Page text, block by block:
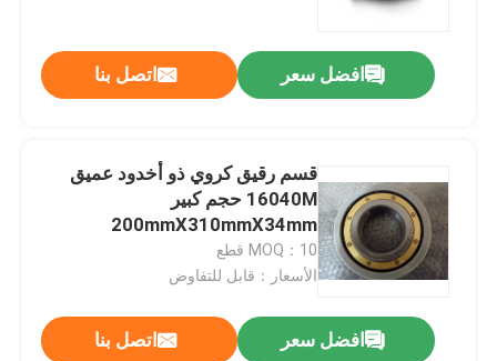
منتجات
معلومات عنا
جولة في المعمل
افضل سعر اتصل بنا
قسم رقيق كروي ذو أخدود عميق
16040M حجم كبير
200mmX310mmX34mm
MOQ：10 قطع
الأسعار：قابل للتفاوض
افضل سعر اتصل بنا